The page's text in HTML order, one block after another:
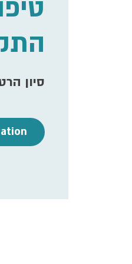
סיון